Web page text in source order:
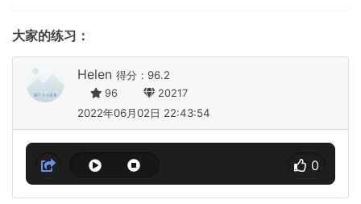
大家的练习：
Helen 得分：96.2
96 20217
2022年06月02日 22:43:54
0